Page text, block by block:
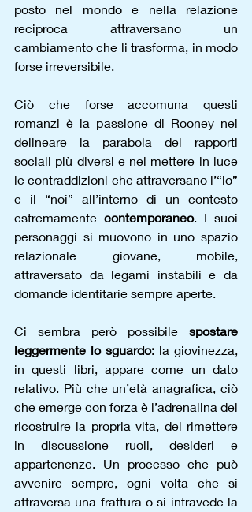
posto nel mondo e nella relazione
reciproca attraversano un
cambiamento che li trasforma, in modo
forse irreversibile.
Ciò che forse accomuna questi
romanzi è la passione di Rooney nel
delineare la parabola dei rapporti
sociali più diversi e nel mettere in luce
le contraddizioni che attraversano l’“io”
e il “noi” all’interno di un contesto
estremamente contemporaneo. I suoi
personaggi si muovono in uno spazio
relazionale giovane, mobile,
attraversato da legami instabili e da
domande identitarie sempre aperte.
Ci sembra però possibile spostare
leggermente lo sguardo: la giovinezza,
in questi libri, appare come un dato
relativo. Più che un’età anagrafica, ciò
che emerge con forza è l’adrenalina del
ricostruire la propria vita, del rimettere
in discussione ruoli, desideri e
appartenenze. Un processo che può
avvenire sempre, ogni volta che si
attraversa una frattura o si intravede la